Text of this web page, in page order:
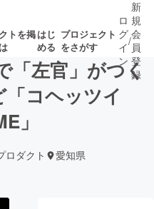
トを掲はじ
める
プロジェクト
をさがす
募集終了が近いプ
ロ
グ
イ
ン
/
新
規
会
員
登
録
「左官」がつく
コヘッツイ
」
ロダクト 愛知県